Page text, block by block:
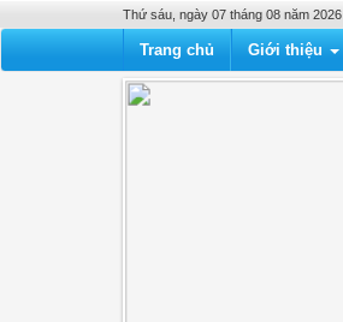
Thứ sáu, ngày 07 tháng 08 năm 2026
Trang chủ Giới thiệu